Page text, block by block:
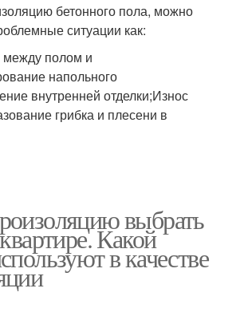
бетонного пола, можно
ситуации как:
полом и
напольного
внутренней отделки;Износ
грибка и плесени в
выбрать
Какой
в качестве